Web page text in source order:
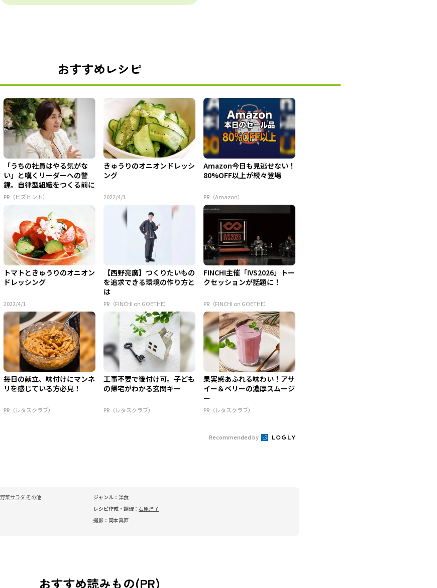
おすすめレシピ
「うちの社員はやる気がな
い」と嘆くリーダーへの警
鐘。自律型組織をつくる前に
外せな...
PR（ビズヒント）
きゅうりのオニオンドレッシ
ング
2022/4/1
Amazon今日も見逃せない！
80%OFF以上が続々登場
PR（Amazon）
トマトときゅうりのオニオン
ドレッシング
2022/4/1
【西野亮廣】つくりたいもの
を追求できる環境の作り方と
は
PR（FINCHI on GOETHE）
FINCHI主催「IVS2026」トー
クセッションが話題に！
PR（FINCHI on GOETHE）
毎日の献立、味付けにマンネ
リを感じている方必見！
PR（レタスクラブ）
工事不要で後付け可。子ども
の帰宅がわかる玄関キー
PR（レタスクラブ）
果実感あふれる味わい！アサ
イー＆ベリーの濃厚スムージ
ー
PR（レタスクラブ）
Recommended by
野菜サラダ その他
ジャンル： 洋食
レシピ作成・調理： 石原洋子
撮影： 岡本真直
おすすめ読みもの(PR)